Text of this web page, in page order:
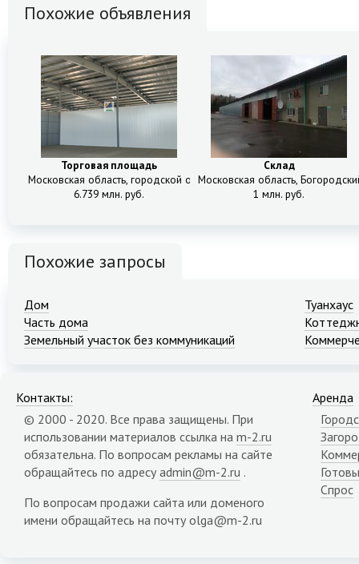
Похожие объявления
Торговая площадь
Московская область, городской округ Мытищи, Мытищи, шоссе
6.739 млн. руб.
Склад
Московская область,
1 млн. руб.
Похожие запросы
Дом
Туанхаус
Часть дома
Земельный участок без коммуникаций
Контакты:
© 2000 - 2020. Все права защищены. При
использовании материалов ссылка на m-2.ru
обязательна. По вопросам рекламы на сайте
обращайтесь по адресу admin@m-2.ru .
По вопросам продажи сайта или доменого
имени обращайтесь на почту olga@m-2.ru
Аренда
Спрос